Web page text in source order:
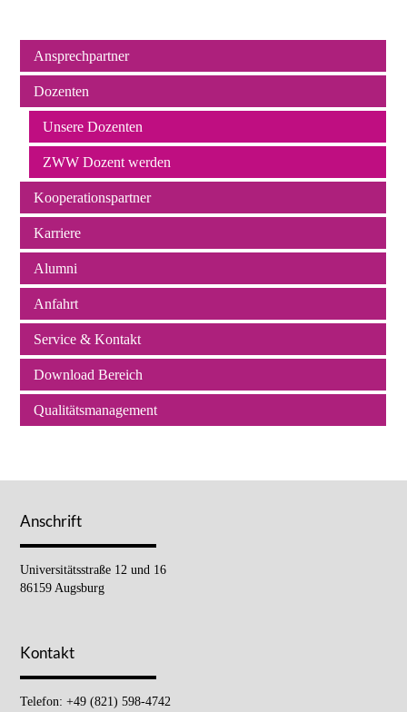
Navigation
überspringen
Ansprechpartner
Dozenten
Unsere Dozenten
ZWW Dozent werden
Kooperationspartner
Karriere
Alumni
Anfahrt
Service & Kontakt
Download Bereich
Qualitätsmanagement
Anschrift
Universitätsstraße 12 und 16
86159 Augsburg
Kontakt
Telefon: +49 (821) 598-4742